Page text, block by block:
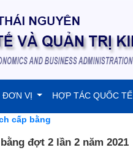
ĐƠN VỊ HỢP TÁC QUỐC TẾ
cấp bằng
đợt 2 lần 2 năm 2021